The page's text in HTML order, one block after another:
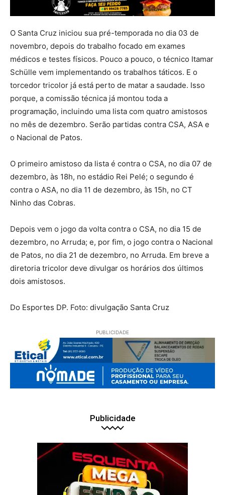
O Santa Cruz iniciou sua pré-temporada no dia 03 de
novembro, depois do trabalho focado em exames
médicos e testes físicos. Pouco a pouco, o técnico Itamar
Schülle vem implementando os trabalhos táticos. E o
torcedor tricolor já está perto de matar a saudade. Isso
porque, a comissão técnica já montou toda a
programação, incluindo uma lista com quatro amistosos
no mês de dezembro. Serão partidas contra CSA, ASA e
o Nacional de Patos.
O primeiro amistoso da lista é contra o CSA, no dia 07 de
dezembro, às 18h, no estádio Rei Pelé; o segundo é
contra o ASA, no dia 11 de dezembro, às 15h, no CT
Ninho das Cobras.
Depois vem o jogo da volta contra o CSA, no dia 15 de
dezembro, no Arruda; e, por fim, o jogo contra o Nacional
de Patos, no dia 21 de dezembro, no Arruda. Em breve a
diretoria tricolor deve divulgar os horários dos últimos
dois amistosos.
Do Esportes DP. Foto: divulgação Santa Cruz
PUBLICIDADE
Publicidade